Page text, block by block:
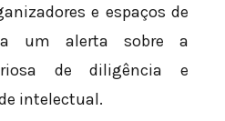
e espaços de
um alerta sobre a
de diligência e
intelectual.